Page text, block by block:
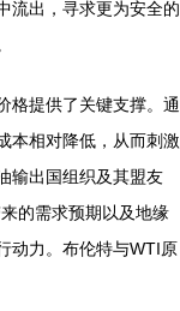
流出，寻求更为安全的
格提供了关键支撑。通
本相对降低，从而刺激
输出国组织及其盟友
的需求预期以及地缘
动力。布伦特与WTI原